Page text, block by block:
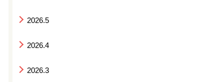
2026.5
2026.4
2026.3